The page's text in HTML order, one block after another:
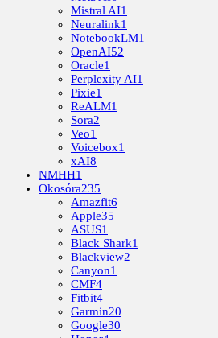
Mistral AI1
Neuralink1
NotebookLM1
OpenAI52
Oracle1
Perplexity AI1
Pixie1
ReALM1
Sora2
Veo1
Voicebox1
xAI8
NMHH1
Okosóra235
Amazfit6
Apple35
ASUS1
Black Shark1
Blackview2
Canyon1
CMF4
Fitbit4
Garmin20
Google30